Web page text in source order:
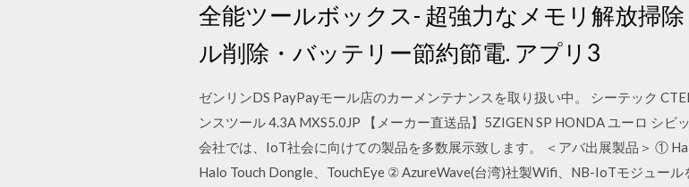
全能ツールボックス- 超強力なメモリ解放掃
ル削除・バッテリー節約節電. アプリ3
ゼンリンDS PayPayモール店のカーメンテナンスを取り扱い中。 シーテック
ンスツール 4.3A MXS5.0JP 【メーカー直送品】5ZIGEN SP HONDA ユーロ シ
会社では、IoT社会に向けての製品を多数展示致します。 ＜アバ出展製品＞ ①
Halo Touch Dongle、TouchEye ② AzureWave(台湾)社製Wifi、NB-IoTモジュー